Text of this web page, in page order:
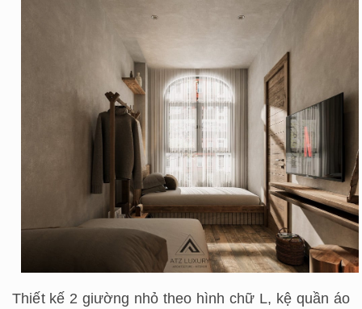
Thiết kế 2 giường nhỏ theo hình chữ L, kệ quần áo